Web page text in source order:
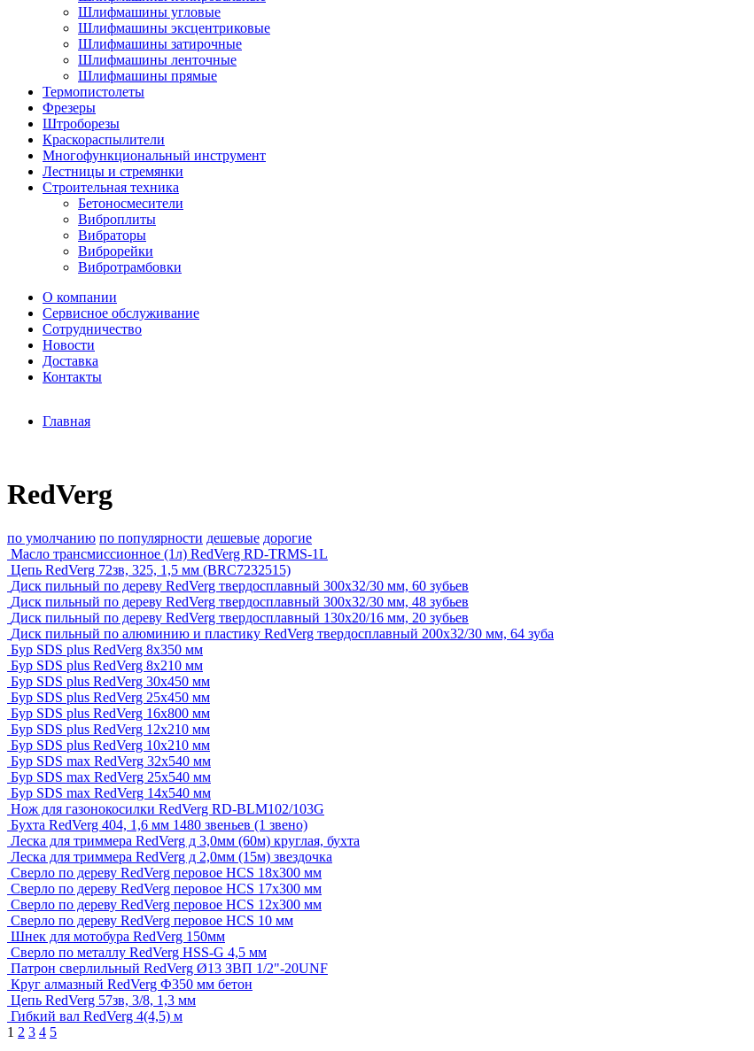
Шлифмашины угловые
Шлифмашины эксцентриковые
Шлифмашины затирочные
Шлифмашины ленточные
Шлифмашины прямые
Термопистолеты
Фрезеры
Штроборезы
Краскораспылители
Многофункциональный инструмент
Лестницы и стремянки
Строительная техника
Бетоносмесители
Виброплиты
Вибраторы
Виброрейки
Вибротрамбовки
О компании
Сервисное обслуживание
Сотрудничество
Новости
Доставка
Контакты
Главная
RedVerg
по умолчанию по популярности дешевые дорогие
Масло трансмиссионное (1л) RedVerg RD-TRMS-1L
Цепь RedVerg 72зв, 325, 1,5 мм (BRC7232515)
Диск пильный по дереву RedVerg твердосплавный 300х32/30 мм, 60 зубьев
Диск пильный по дереву RedVerg твердосплавный 300х32/30 мм, 48 зубьев
Диск пильный по дереву RedVerg твердосплавный 130х20/16 мм, 20 зубьев
Диск пильный по алюминию и пластику RedVerg твердосплавный 200х32/30 мм, 64 зуба
Бур SDS plus RedVerg 8x350 мм
Бур SDS plus RedVerg 8x210 мм
Бур SDS plus RedVerg 30x450 мм
Бур SDS plus RedVerg 25x450 мм
Бур SDS plus RedVerg 16x800 мм
Бур SDS plus RedVerg 12x210 мм
Бур SDS plus RedVerg 10x210 мм
Бур SDS max RedVerg 32x540 мм
Бур SDS max RedVerg 25x540 мм
Бур SDS max RedVerg 14x540 мм
Нож для газонокосилки RedVerg RD-BLM102/103G
Бухта RedVerg 404, 1,6 мм 1480 звеньев (1 звено)
Леска для триммера RedVerg д 3,0мм (60м) круглая, бухта
Леска для триммера RedVerg д 2,0мм (15м) звездочка
Сверло по дереву RedVerg перовое HCS 18x300 мм
Сверло по дереву RedVerg перовое HCS 17x300 мм
Сверло по дереву RedVerg перовое HCS 12x300 мм
Сверло по дереву RedVerg перовое HCS 10 мм
Шнек для мотобура RedVerg 150мм
Сверло по металлу RedVerg HSS-G 4,5 мм
Патрон сверлильный RedVerg Ø13 ЗВП 1/2"-20UNF
Круг алмазный RedVerg Ф350 мм бетон
Цепь RedVerg 57зв, 3/8, 1,3 мм
Гибкий вал RedVerg 4(4,5) м
1 2 3 4 5